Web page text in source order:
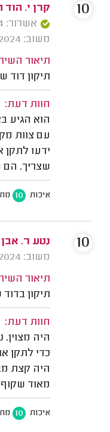
קרן י. הוד
אשרור: 10/04/2024
משוב: 24/01/2024
תיאור
תיקון דוד
חוות דעת:
הוא הגיע
עם צוות
ידעו לתקן
שצריך. הם
איכות 10
10
נטע ר. אבן
משוב: 01/04/2024
תיאור
תיקון
חוות דעת:
היה
כדי לתקן
היה קצת
מאוד שקוף
איכות 10
10